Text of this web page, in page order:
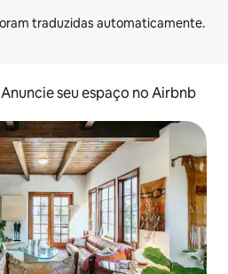
Anuncie seu espaço no Airbnb